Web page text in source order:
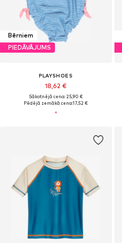
Bērniem
PIEDĀVĀJUMS
PLAYSHOES
18,62 €
Sākotnējā cena: 25,90 €
Pēdējā zemākā cena:17,52 €